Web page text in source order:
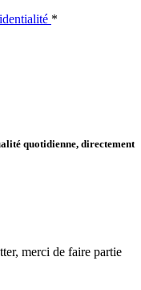
*
quotidienne, directement
merci de faire partie